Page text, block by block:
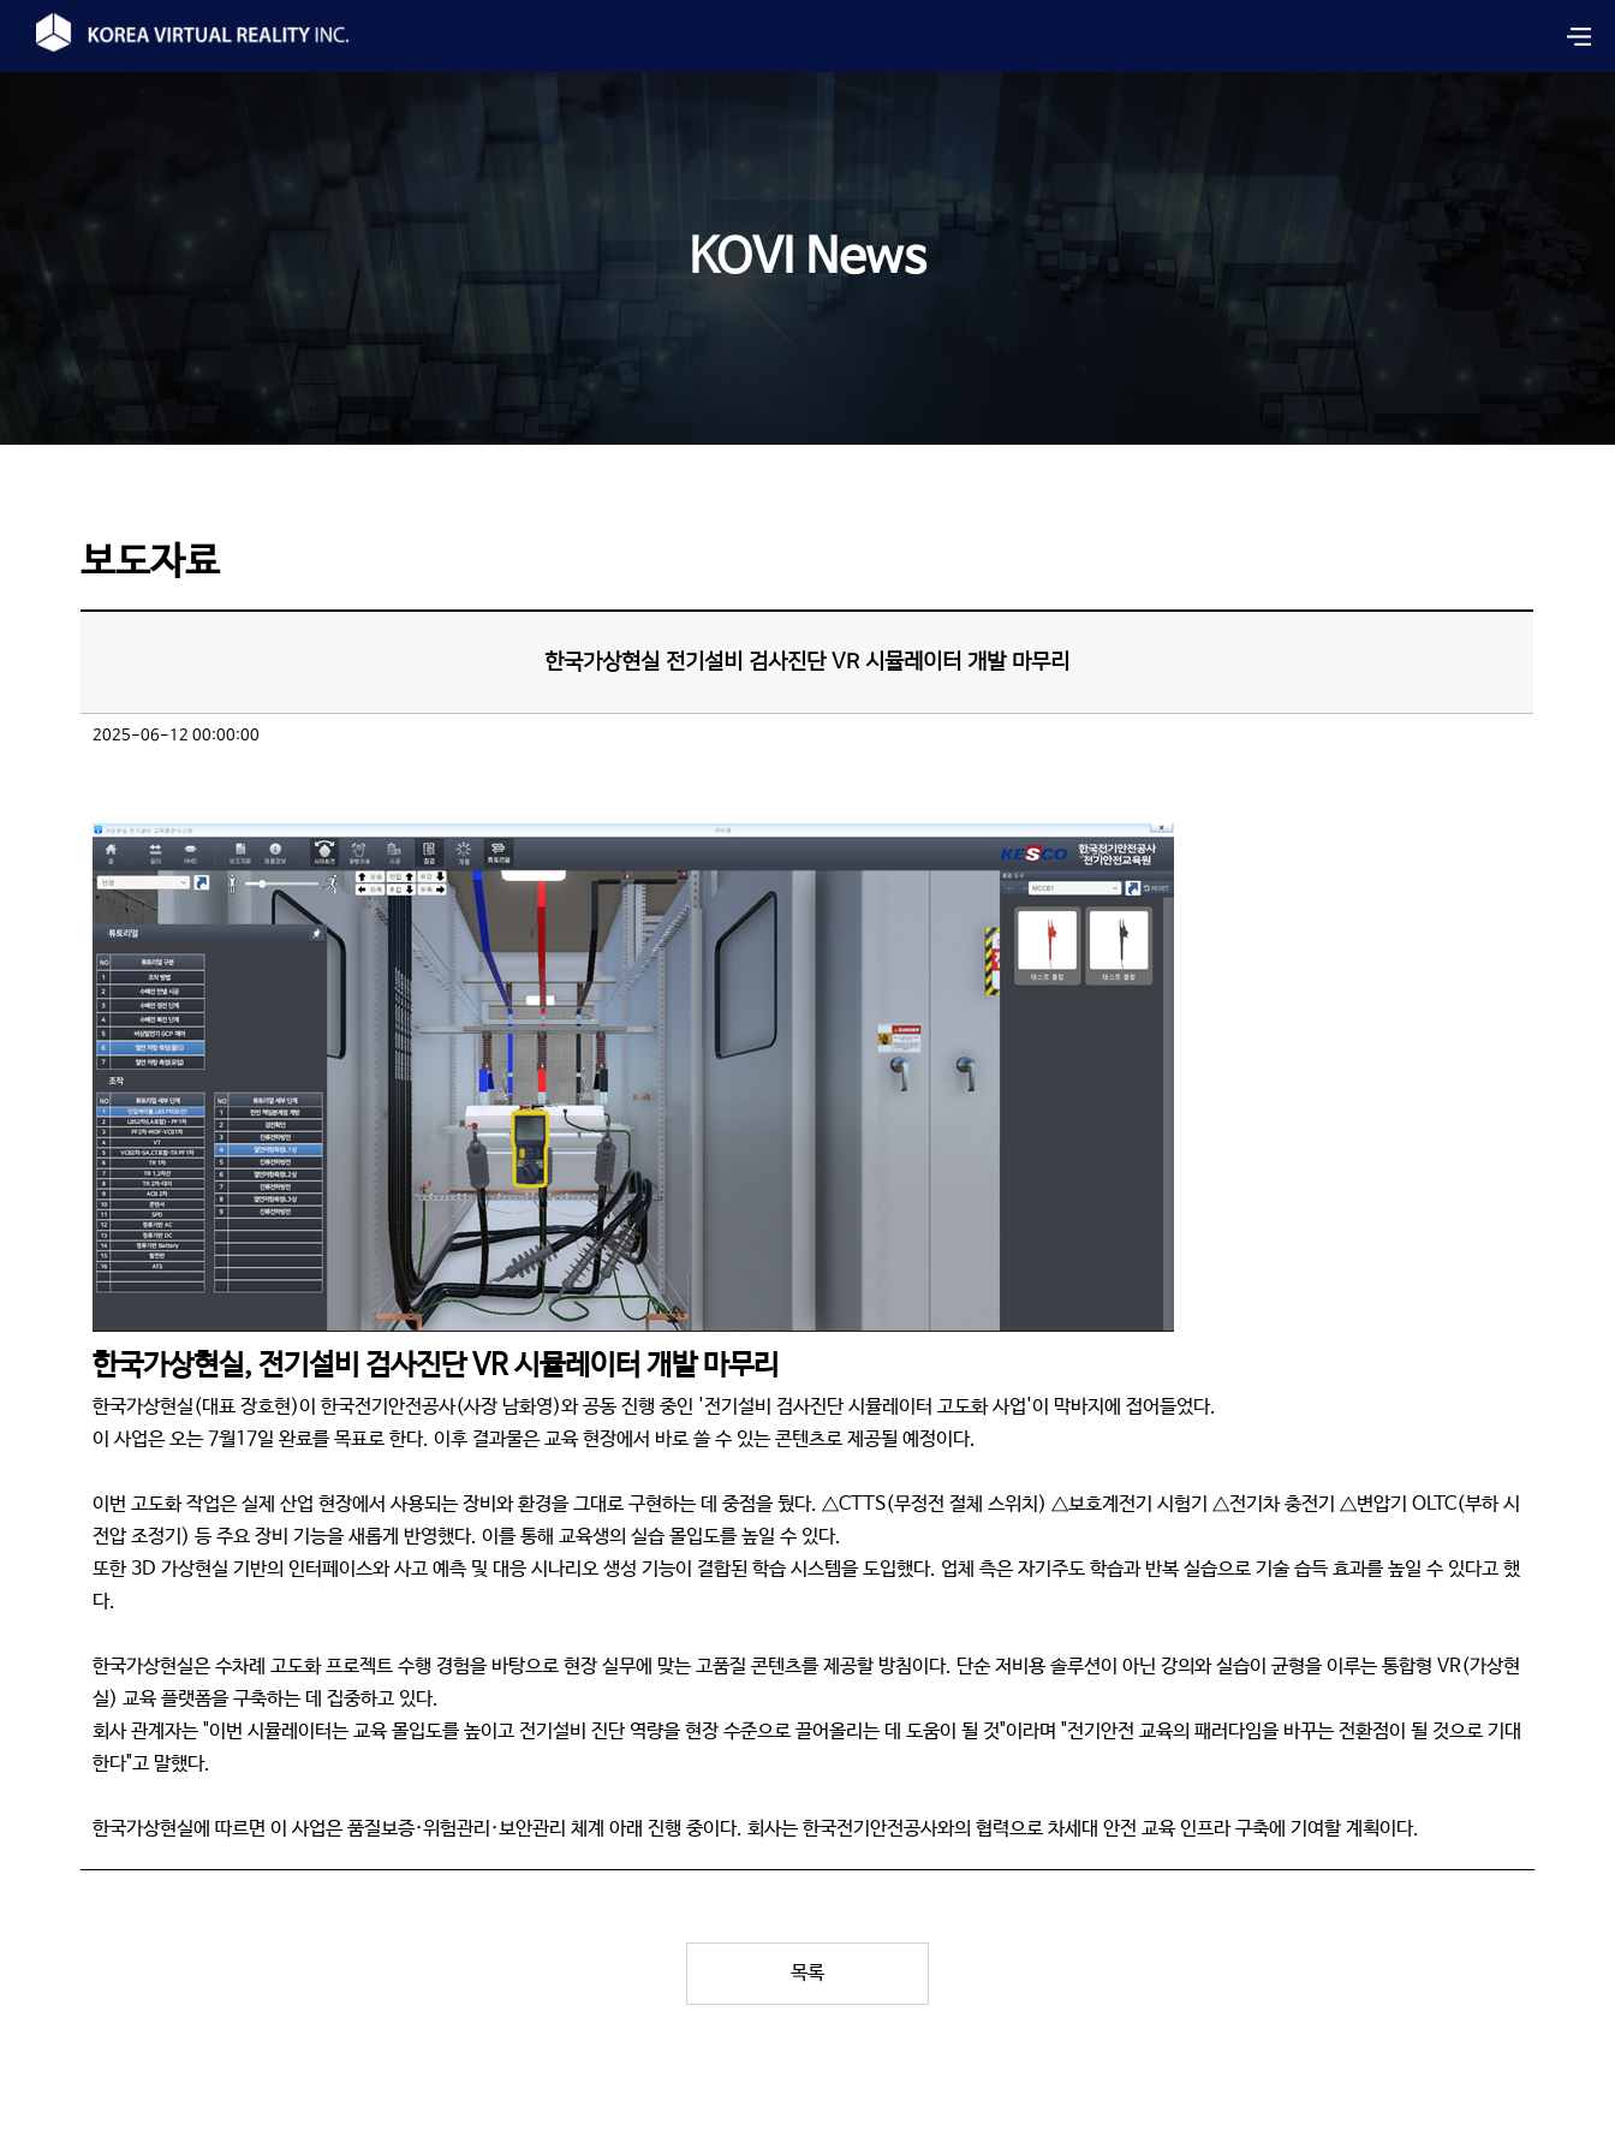
KOVI News
보도자료
한국가상현실 전기설비 검사진단 VR 시뮬레이터 개발 마무리
2025-06-12 00:00:00
한국가상현실, 전기설비 검사진단 VR 시뮬레이터 개발 마무리
한국가상현실(대표 장호현)이 한국전기안전공사(사장 남화영)와 공동 진행 중인 '전기설비 검사진단 시뮬레이터 고도화 사업'이 막바지에 접어들었다.
이 사업은 오는 7월17일 완료를 목표로 한다. 이후 결과물은 교육 현장에서 바로 쓸 수 있는 콘텐츠로 제공될 예정이다.
이번 고도화 작업은 실제 산업 현장에서 사용되는 장비와 환경을 그대로 구현하는 데 중점을 뒀다. △CTTS(무정전 절체 스위치) △보호계전기 시험기 △전기차 충전기 △변압기 OLTC(부하 시
전압 조정기) 등 주요 장비 기능을 새롭게 반영했다. 이를 통해 교육생의 실습 몰입도를 높일 수 있다.
또한 3D 가상현실 기반의 인터페이스와 사고 예측 및 대응 시나리오 생성 기능이 결합된 학습 시스템을 도입했다. 업체 측은 자기주도 학습과 반복 실습으로 기술 습득 효과를 높일 수 있다고 했
다.
한국가상현실은 수차례 고도화 프로젝트 수행 경험을 바탕으로 현장 실무에 맞는 고품질 콘텐츠를 제공할 방침이다. 단순 저비용 솔루션이 아닌 강의와 실습이 균형을 이루는 통합형 VR(가상현
실) 교육 플랫폼을 구축하는 데 집중하고 있다.
회사 관계자는 "이번 시뮬레이터는 교육 몰입도를 높이고 전기설비 진단 역량을 현장 수준으로 끌어올리는 데 도움이 될 것"이라며 "전기안전 교육의 패러다임을 바꾸는 전환점이 될 것으로 기대
한다"고 말했다.
한국가상현실에 따르면 이 사업은 품질보증·위험관리·보안관리 체계 아래 진행 중이다. 회사는 한국전기안전공사와의 협력으로 차세대 안전 교육 인프라 구축에 기여할 계획이다.
목록